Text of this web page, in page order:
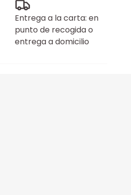
Entrega a la carta: en
punto de recogida o
entrega a domicilio